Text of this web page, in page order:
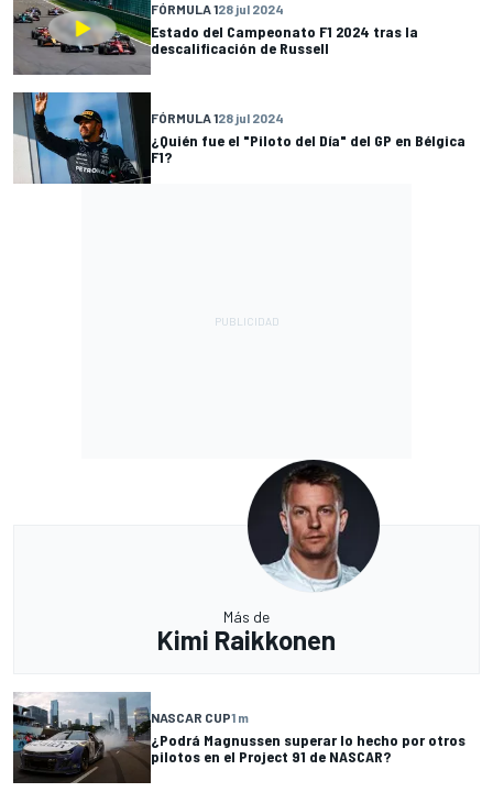
FÓRMULA 128 jul 2024
Estado del Campeonato F1 2024 tras la
descalificación de Russell
FÓRMULA 128 jul 2024
¿Quién fue el "Piloto del Día" del GP en Bélgica
F1?
Más de
Kimi Raikkonen
NASCAR CUP1 m
¿Podrá Magnussen superar lo hecho por otros
pilotos en el Project 91 de NASCAR?